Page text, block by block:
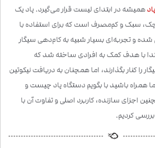
پادهمیشه در ابتدای لیست قرار می‌گیرد. پاد یک
سبک و کم‌مصرف است که برای استفاده با
و تجربه‌ای بسیار شبیه به کام‌دهی سیگار
با هدف کمک به افرادی ساخته شد که
کنار بگذارند، اما همچنان به دریافت نیکوتین
ما همراه باشید با بگویم دستگاه پاد چیست و
اجزای سازنده، کاربرد اصلی و تفاوت آن با
بررسی کردیم.